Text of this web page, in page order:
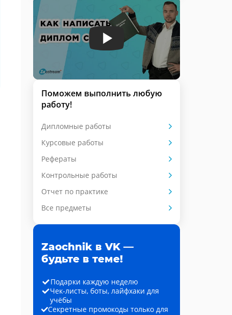
Поможем выполнить любую
работу!
Дипломные работы
Курсовые работы
Рефераты
Контрольные работы
Отчет по практике
Все предметы
Zaochnik в VK —
будьте в теме!
Подарки каждую неделю
Чек-листы, боты, лайфхаки для
учёбы
Секретные промокоды только для